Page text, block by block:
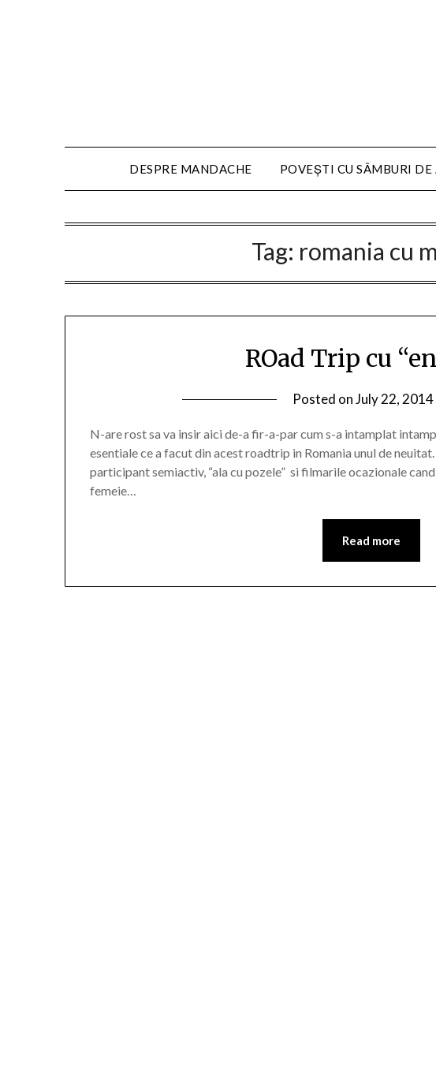
DESPRE MANDACHE POVEȘTI CU SÂMBURI DE
Tag: romania cu
ROad Trip cu
Posted onJuly 22, 2014
N-are rost sa va insir aici de-a fir-a-par cum s-a intamplat
esentiale ce a facut din acest roadtrip in Romania unul de
participant semiactiv, “ala cu pozele” si filmarile ocazionale
femeie…
Read more